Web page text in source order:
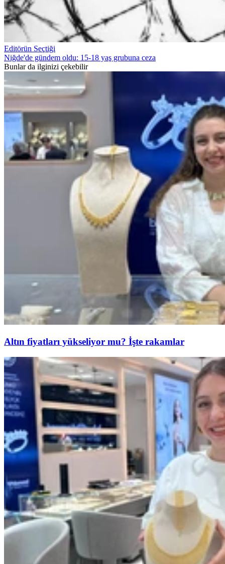
Editörün Seçtiği
Niğde'de gündem oldu: 15-18 yaş grubuna ceza
Bunlar da ilginizi çekebilir
Altın fiyatları yükseliyor mu? İşte rakamlar